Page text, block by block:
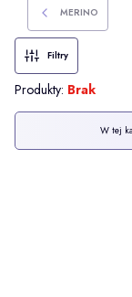
MERINO
Filtry
Produkty: Brak
Lista W tej